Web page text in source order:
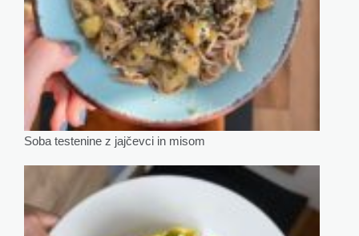
Soba testenine z jajčevci in misom